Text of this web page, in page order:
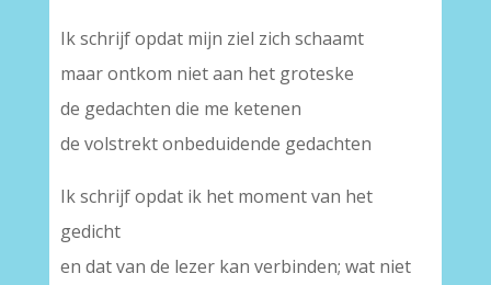
Ik schrijf opdat mijn ziel zich schaamt
maar ontkom niet aan het groteske
de gedachten die me ketenen
de volstrekt onbeduidende gedachten
Ik schrijf opdat ik het moment van het
gedicht
en dat van de lezer kan verbinden; wat niet